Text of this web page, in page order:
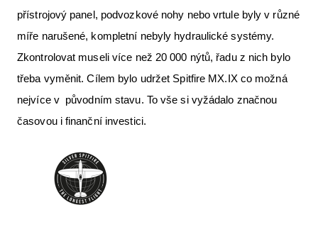
přístrojový panel, podvozkové nohy nebo vrtule byly v různé
míře narušené, kompletní nebyly hydraulické systémy.
Zkontrolovat museli více než 20 000 nýtů, řadu z nich bylo
třeba vyměnit. Cílem bylo udržet Spitfire MX.IX co možná
nejvíce v původním stavu. To vše si vyžádalo značnou
časovou i finanční investici.